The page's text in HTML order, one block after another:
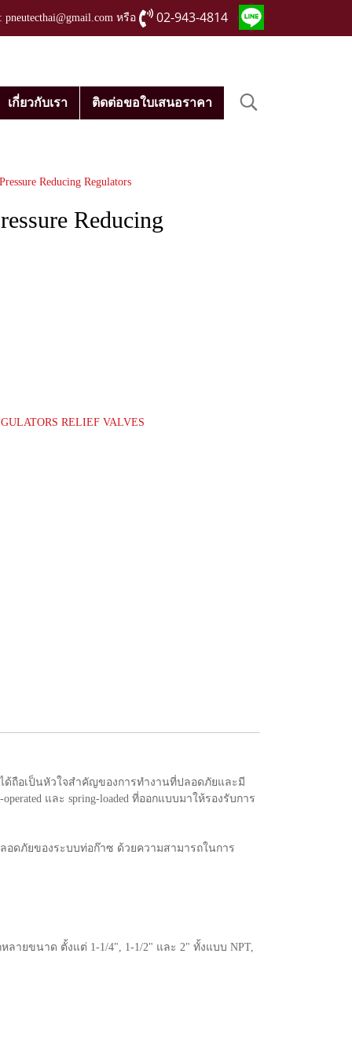
หรือ 02-943-4814
เกี่ยวกับเรา ติดต่อขอใบเสนอราคา
Reducing Regulators
Reducing
RELIEF VALVES
ได้ถือเป็นหัวใจสำคัญของการทำงานที่ปลอดภัยและมี
และ spring-loaded ที่ออกแบบมาให้รองรับการ
ดภัยของระบบท่อก๊าซ ด้วยความสามารถในการ
ลายขนาด ตั้งแต่ 1-1/4", 1-1/2" และ 2" ทั้งแบบ NPT,